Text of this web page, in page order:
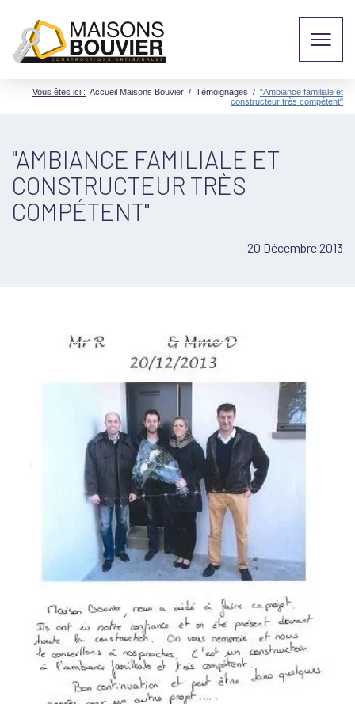
Vous êtes ici : Accueil Maisons Bouvier / Témoignages / "Ambiance familiale et
constructeur très compétent"
"AMBIANCE FAMILIALE ET
CONSTRUCTEUR TRÈS
COMPÉTENT"
20 Décembre 2013